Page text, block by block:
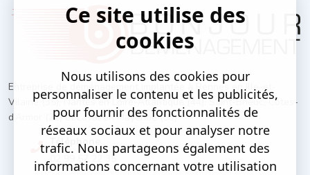
Entreprise de déménagement implantée à Rennes en Ille-et-
Vilaine (35), Nantes en Loire-Atlantique (44), Saint-Brieuc, Côtes-
d’Armor (22) et Laval en Mayenne (53)
Téléphone
02 99 57 22 35
Ce site utilise des
cookies
Nous utilisons des cookies pour
personnaliser le contenu et les publicités,
pour fournir des fonctionnalités de
réseaux sociaux et pour analyser notre
trafic. Nous partageons également des
informations concernant votre utilisation